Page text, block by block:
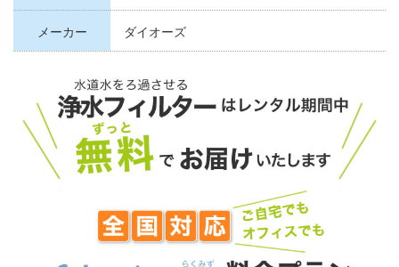
メーカー ダイオーズ